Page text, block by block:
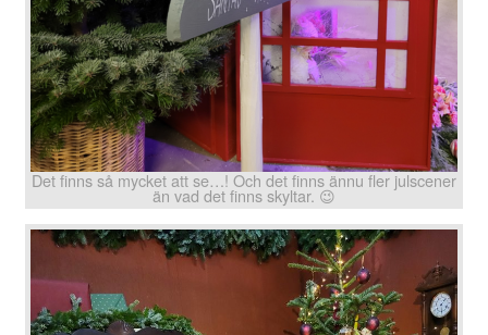
Det finns så mycket att se…! Och det finns ännu fler julscener
än vad det finns skyltar. 😉